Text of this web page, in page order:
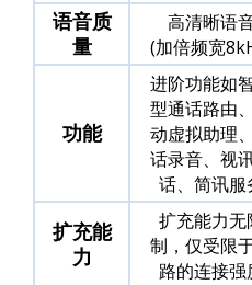
语音质
量
高清晰语
(加倍频宽
功能
进阶功能如
型通话路由
动虚拟助理
话录音、视
话、简讯服
扩充能
力
扩充能力无
制，仅受限
路的连接强